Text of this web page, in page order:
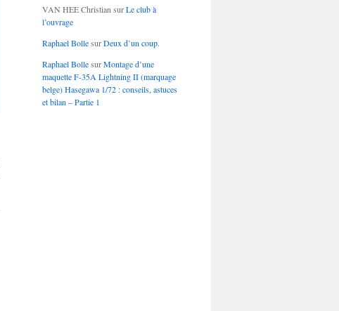
VAN HEE Christian surLe club à
l’ouvrage
Raphael BollesurDeux d’un coup.
Raphael BollesurMontage d’une
maquette F-35A Lightning II (marquage
belge) Hasegawa 1/72 : conseils, astuces
et bilan – Partie 1